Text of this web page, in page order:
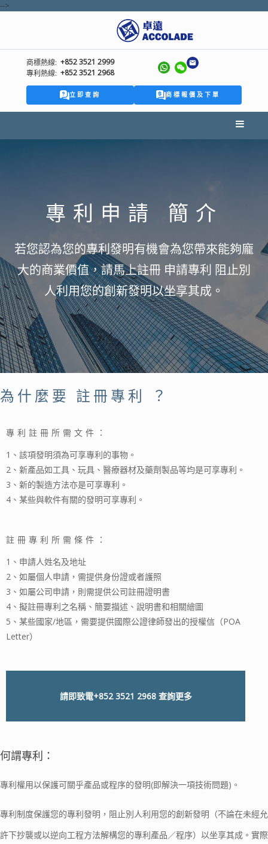
-->
商標熱線: +852 3521 2999
專利熱線: +852 3521 2968
立即查詢 商標報價及下單
專利申請 簡介
若您認為您的專利發明有機會為您帶來能夠龐
大的商業價值，請馬上註冊 申請專利 阻止別
人利用您的創新發明以坐享其成。
為什麼要 註冊專利 ？
專利註冊所需文件：
1、該項發明須為可享專利的事物。
2、新產品如工具、玩具、醫療器材及藥劑製品等均是可享專利。
3、新的製造方法亦是可享專利。
4、某些與軟件有關的發明可享專利。
註冊專利所需條件：
1、申請人姓名及地址
2、如屬個人申請，需提供身份證或者護照
3、如屬公司申請，則需提供公司註冊證明書
4、擬註冊專利之名稱、簡要描述、說明書和相關繪圖
5、某些國家/地區，需要提供國際公證律師發出的授權信（POA
Letter）
請即致電+852 3521 2968查詢更多
何謂專利：
專利權用以保護可關乎產品或程序的發明(即解決一項技術問題)。
專利制度保護您的專利發明，阻止別人利用您的創新發明（不論在未經允
許下抄襲或以逆向工程方法解構您的專利產品／程序）以坐享其成。實際